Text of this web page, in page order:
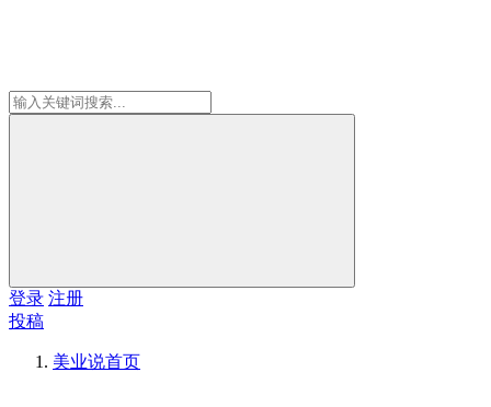
登录 注册
投稿
美业说首页